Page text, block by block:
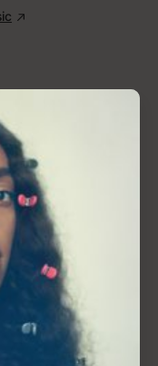
alcançou seu
e
envolvente no
A sequência,
dramática
com quem ele
retrata um
que ele